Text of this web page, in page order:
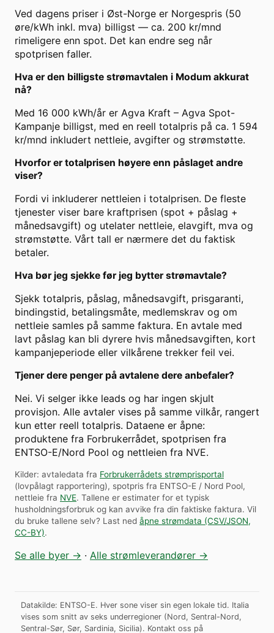
Ved dagens priser i Øst-Norge er Norgespris (50
øre/kWh inkl. mva) billigst — ca. 200 kr/mnd
rimeligere enn spot. Det kan endre seg når
spotprisen faller.
Hva er den billigste strømavtalen i Modum akkurat
nå?
Med 16 000 kWh/år er Agva Kraft – Agva Spot-
Kampanje billigst, med en reell totalpris på ca. 1 594
kr/mnd inkludert nettleie, avgifter og strømstøtte.
Hvorfor er totalprisen høyere enn påslaget andre
viser?
Fordi vi inkluderer nettleien i totalprisen. De fleste
tjenester viser bare kraftprisen (spot + påslag +
månedsavgift) og utelater nettleie, elavgift, mva og
strømstøtte. Vårt tall er nærmere det du faktisk
betaler.
Hva bør jeg sjekke før jeg bytter strømavtale?
Sjekk totalpris, påslag, månedsavgift, prisgaranti,
bindingstid, betalingsmåte, medlemskrav og om
nettleie samles på samme faktura. En avtale med
lavt påslag kan bli dyrere hvis månedsavgiften, kort
kampanjeperiode eller vilkårene trekker feil vei.
Tjener dere penger på avtalene dere anbefaler?
Nei. Vi selger ikke leads og har ingen skjult
provisjon. Alle avtaler vises på samme vilkår, rangert
kun etter reell totalpris. Dataene er åpne:
produktene fra Forbrukerrådet, spotprisen fra
ENTSO-E/Nord Pool og nettleien fra NVE.
Kilder: avtaledata fra Forbrukerrådets strømprisportal
(lovpålagt rapportering), spotpris fra ENTSO-E / Nord Pool,
nettleie fra NVE. Tallene er estimater for et typisk
husholdningsforbruk og kan avvike fra din faktiske faktura. Vil
du bruke tallene selv? Last ned åpne strømdata (CSV/JSON,
CC-BY).
Se alle byer → · Alle strømleverandører →
Datakilde: ENTSO-E. Hver sone viser sin egen lokale tid. Italia
vises som snitt av seks underregioner (Nord, Sentral-Nord,
Sentral-Sør, Sør, Sardinia, Sicilia). Kontakt oss på